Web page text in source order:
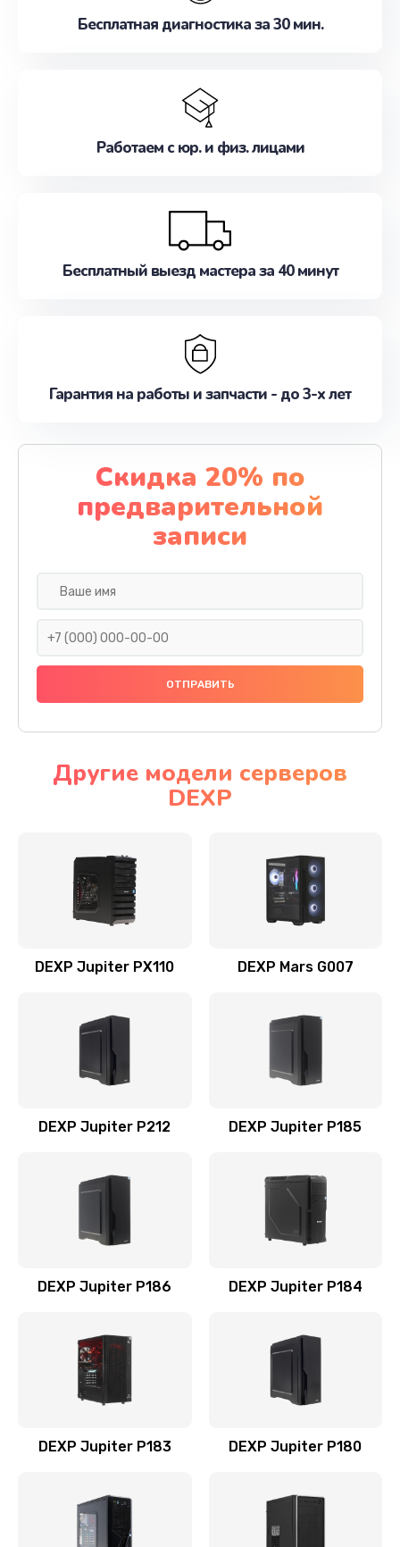
Бесплатная диагностика за 30 мин.
Работаем с юр. и физ. лицами
Бесплатный выезд мастера за 40 минут
Гарантия на работы и запчасти - до 3-х лет
Скидка 20% по
предварительной
записи
Другие модели серверов
DEXP
DEXP Jupiter PX110 DEXP Mars G007
DEXP Jupiter P212 DEXP Jupiter P185
DEXP Jupiter P186 DEXP Jupiter P184
DEXP Jupiter P183 DEXP Jupiter P180